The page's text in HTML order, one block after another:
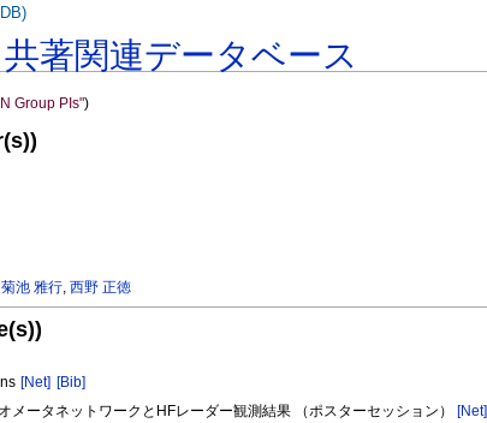
共著関連データベース
Group PIs")
菊池 雅行,西野 正徳
[Net] [Bib]
ータネットワークとHFレーダー観測結果 （ポスターセッション） [Net]